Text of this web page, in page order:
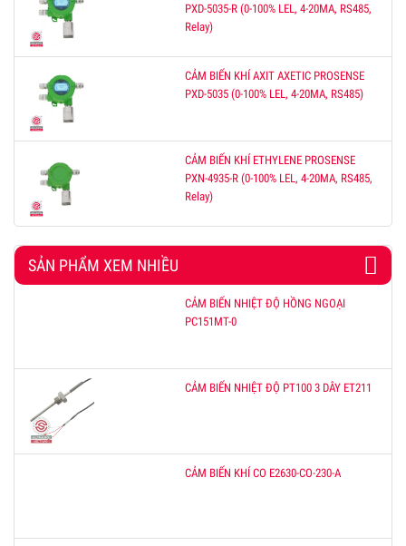
PXD-5035-R (0-100% LEL, 4-20MA, RS485,
Relay)
CẢM BIẾN KHÍ AXIT AXETIC PROSENSE
PXD-5035 (0-100% LEL, 4-20MA, RS485)
CẢM BIẾN KHÍ ETHYLENE PROSENSE
PXN-4935-R (0-100% LEL, 4-20MA, RS485,
Relay)
SẢN PHẨM XEM NHIỀU
CẢM BIẾN NHIỆT ĐỘ HỒNG NGOẠI
PC151MT-0
CẢM BIẾN NHIỆT ĐỘ PT100 3 DÂY ET211
CẢM BIẾN KHÍ CO E2630-CO-230-A